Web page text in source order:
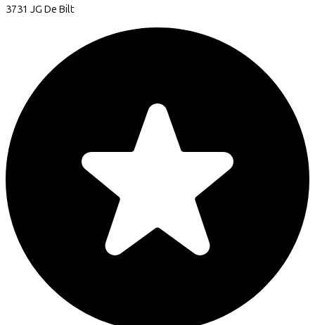
3731 JG De Bilt